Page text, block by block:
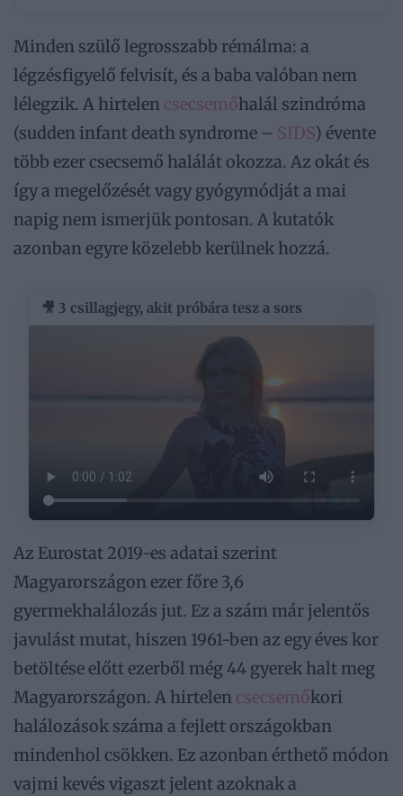
Minden szülő legrosszabb rémálma: a
légzésfigyelő felvisít, és a baba valóban nem
lélegzik. A hirtelen csecsemőhalál szindróma
(sudden infant death syndrome – SIDS) évente
több ezer csecsemő halálát okozza. Az okát és
így a megelőzését vagy gyógymódját a mai
napig nem ismerjük pontosan. A kutatók
azonban egyre közelebb kerülnek hozzá.
🎥 3 csillagjegy, akit próbára tesz a sors
Az Eurostat 2019-es adatai szerint
Magyarországon ezer főre 3,6
gyermekhalálozás jut. Ez a szám már jelentős
javulást mutat, hiszen 1961-ben az egy éves kor
betöltése előtt ezerből még 44 gyerek halt meg
Magyarországon. A hirtelen csecsemőkori
halálozások száma a fejlett országokban
mindenhol csökken. Ez azonban érthető módon
vajmi kevés vigaszt jelent azoknak a